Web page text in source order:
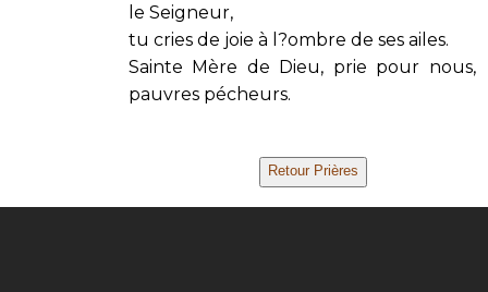
le Seigneur,
tu cries de joie à l?ombre de ses ailes.
Sainte Mère de Dieu, prie pour nous,
pauvres pécheurs.